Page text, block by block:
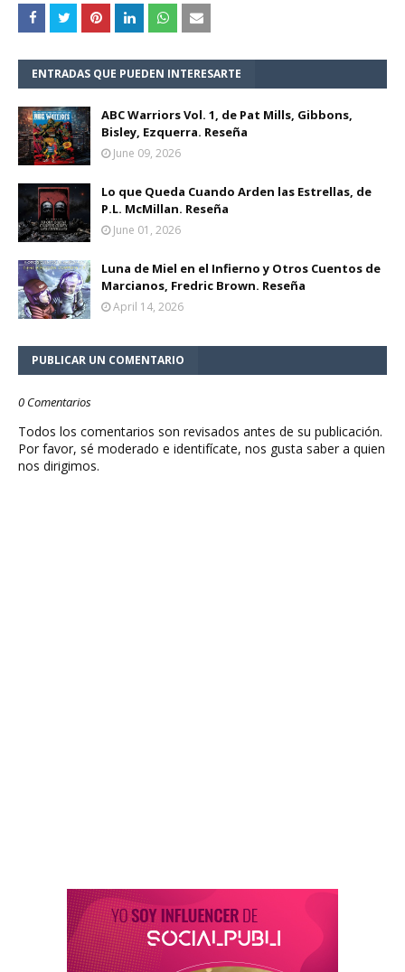
ENTRADAS QUE PUEDEN INTERESARTE
ABC Warriors Vol. 1, de Pat Mills, Gibbons,
Bisley, Ezquerra. Reseña
June 09, 2026
Lo que Queda Cuando Arden las Estrellas, de
P.L. McMillan. Reseña
June 01, 2026
Luna de Miel en el Infierno y Otros Cuentos de
Marcianos, Fredric Brown. Reseña
April 14, 2026
PUBLICAR UN COMENTARIO
0 Comentarios
Todos los comentarios son revisados antes de su publicación.
Por favor, sé moderado e identifícate, nos gusta saber a quien
nos dirigimos.